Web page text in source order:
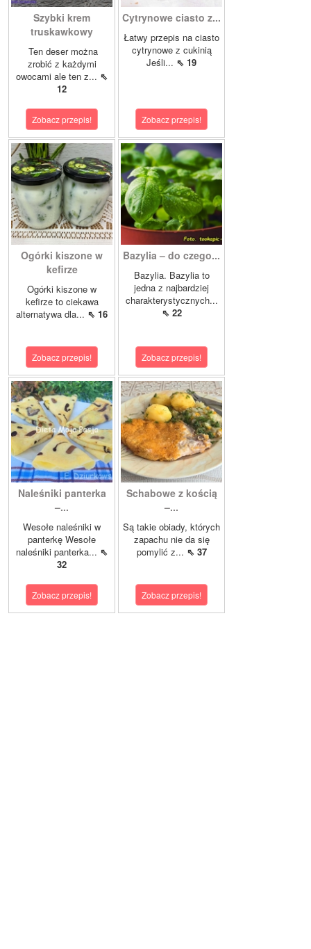
Szybki krem
truskawkowy
Ten deser można
zrobić z każdymi
owocami ale ten z... ⇖
12
Zobacz przepis!
Cytrynowe ciasto z...
Łatwy przepis na ciasto
cytrynowe z cukinią
Jeśli... ⇖ 19
Zobacz przepis!
Ogórki kiszone w
kefirze
Ogórki kiszone w
kefirze to ciekawa
alternatywa dla... ⇖ 16
Zobacz przepis!
Bazylia – do czego...
Bazylia. Bazylia to
jedna z najbardziej
charakterystycznych...
⇖ 22
Zobacz przepis!
Naleśniki panterka
–...
Wesołe naleśniki w
panterkę Wesołe
naleśniki panterka... ⇖
32
Zobacz przepis!
Schabowe z kością
–...
Są takie obiady, których
zapachu nie da się
pomylić z... ⇖ 37
Zobacz przepis!